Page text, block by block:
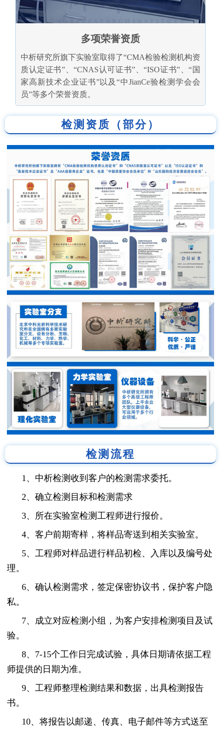
多项荣誉资质
中析研究所旗下实验室取得了“CMA检验检测机构资
质认定证书”、“CNAS认可证书”、“ISO证书”、“国
家高新技术企业证书”以及“中JianCe验检测学会会
员”等多个荣誉资质。
检测资质（部分）
检测流程
1、中析检测收到客户的检测需求委托。
2、确立检测目标和检测需求
3、所在实验室检测工程师进行报价。
4、客户前期寄样，将样品寄送到相关实验室。
5、工程师对样品进行样品初检、入库以及编号处
理。
6、确认检测需求，签定保密协议书，保护客户隐
私。
7、成立对应检测小组，为客户安排检测项目及试
验。
8、7-15个工作日完成试验，具体日期请依据工程
师提供的日期为准。
9、工程师整理检测结果和数据，出具检测报告
书。
10、将报告以邮递、传真、电子邮件等方式送至